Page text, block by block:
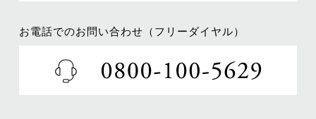
お電話でのお問い合わせ（フリーダイヤル）